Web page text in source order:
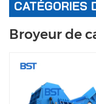
CATÉGORIES
Broyeur de